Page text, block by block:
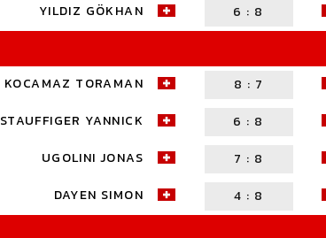
YILDIZ GÖKHAN 6 : 8
KOCAMAZ TORAMAN 8 : 7
STAUFFIGER YANNICK 6 : 8
UGOLINI JONAS 7 : 8
DAYEN SIMON 4 : 8